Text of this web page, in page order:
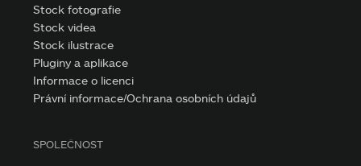
Stock fotografie
Stock videa
Stock ilustrace
Pluginy a aplikace
Informace o licenci
Právní informace/Ochrana osobních údajů
SPOLEČNOST